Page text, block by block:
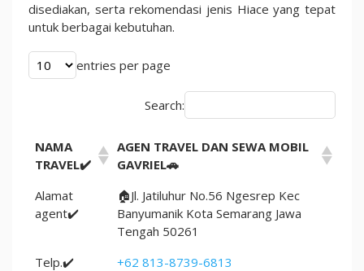
disediakan, serta rekomendasi jenis Hiace yang tepat
untuk berbagai kebutuhan.
entries per page
Search:
NAMA
TRAVEL✔️
AGEN TRAVEL DAN SEWA MOBIL
GAVRIEL🚗
Alamat
agent✔️
🏠Jl. Jatiluhur No.56 Ngesrep Kec
Banyumanik Kota Semarang Jawa
Tengah 50261
Telp.✔️
+62 813-8739-6813